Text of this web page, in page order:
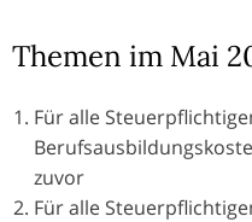
Themen im Mai
Für alle
zuvor
Für alle